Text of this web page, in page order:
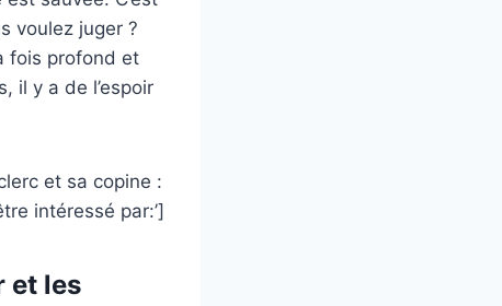
voulez juger ?
fois profond et
il y a de l’espoir
et sa copine :
intéressé par:’]
et les